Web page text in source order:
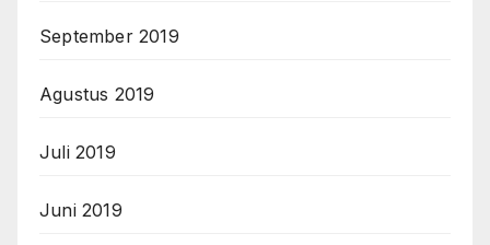
September 2019
Agustus 2019
Juli 2019
Juni 2019